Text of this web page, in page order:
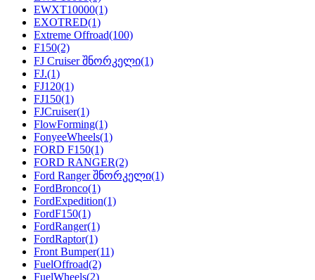
EWXT10000(1)
EXOTRED(1)
Extreme Offroad(100)
F150(2)
FJ Cruiser შნორკელი(1)
FJ.(1)
FJ120(1)
FJ150(1)
FJCruiser(1)
FlowForming(1)
FonyeeWheels(1)
FORD F150(1)
FORD RANGER(2)
Ford Ranger შნორკელი(1)
FordBronco(1)
FordExpedition(1)
FordF150(1)
FordRanger(1)
FordRaptor(1)
Front Bumper(11)
FuelOffroad(2)
FuelWheels(2)